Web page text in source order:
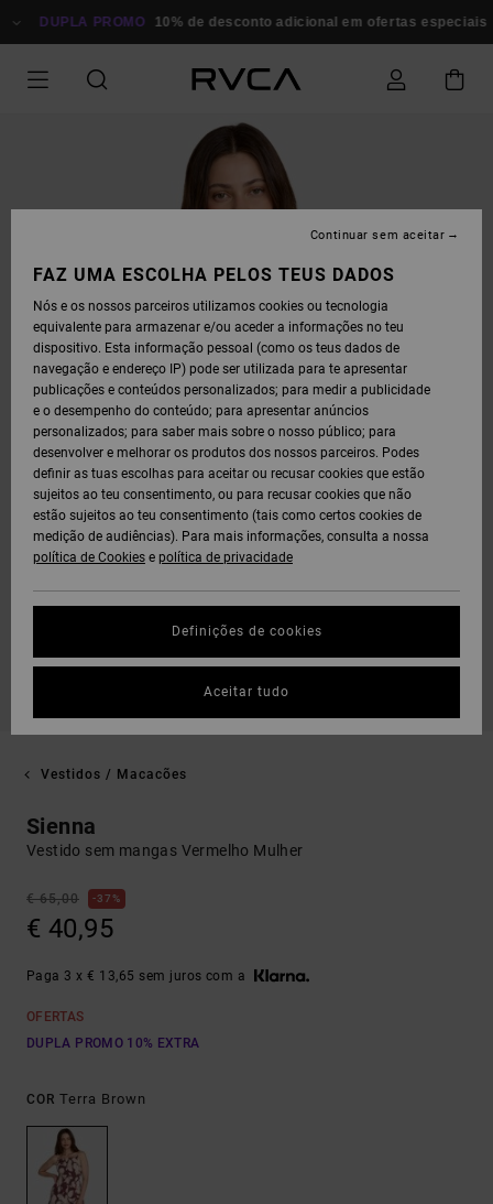
PARA DUPLA PROMO 10% de desconto adicional em ofertas especiais
Vestidos / Macacões
Sienna
Vestido sem mangas Vermelho Mulher
€ 65,00 37%
€ 40,95
Paga 3 x € 13,65 sem juros com a
OFERTAS
DUPLA PROMO 10% EXTRA
COR Terra Brown
FAZ UMA ESCOLHA PELOS TEUS DADOS
Nós e os nossos parceiros utilizamos cookies ou tecnologia
equivalente para armazenar e/ou aceder a informações no teu
dispositivo. Esta informação pessoal (como os teus dados de
navegação e endereço IP) pode ser utilizada para te apresentar
publicações e conteúdos personalizados; para medir a publicidade
e o desempenho do conteúdo; para apresentar anúncios
personalizados; para saber mais sobre o nosso público; para
desenvolver e melhorar os produtos dos nossos parceiros. Podes
definir as tuas escolhas para aceitar ou recusar cookies que estão
sujeitos ao teu consentimento, ou para recusar cookies que não
estão sujeitos ao teu consentimento (tais como certos cookies de
medição de audiências). Para mais informações, consulta a nossa
política de Cookies e política de privacidade
Definições de cookies
Continuar sem aceitar
Aceitar tudo